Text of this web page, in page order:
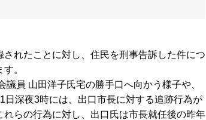
れたことに対し、住民を刑事告訴した件につ
。
員 山田洋子氏宅の勝手口へ向かう様子や、
深夜3時には、出口市長に対する追跡行為が
らの行為に対し、出口氏は市長就任後の昨年